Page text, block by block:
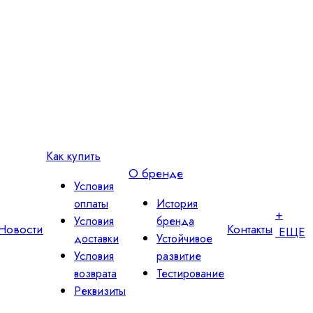
Как купить
Условия
оплаты
Условия
доставки
Условия
возврата
Реквизиты
О бренде
История
бренда
Устойчивое
развитие
Тестирование
Контакты
+
ЕЩЕ